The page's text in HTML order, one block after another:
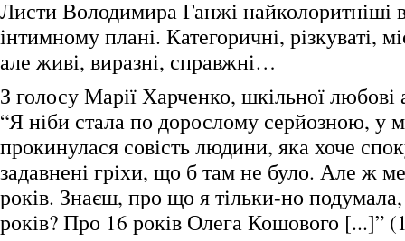
Листи Володимира Ганжі найколоритніші
інтимному плані. Категоричні, різкуваті,
але живі, виразні, справжні…
З голосу Марії Харченко, шкільної любові
“Я ніби стала по дорослому серйозною, у
прокинулася совість людини, яка хоче
задавнені гріхи, що б там не було. Але ж
років. Знаєш, про що я тільки-но
років? Про 16 років Олега Кошового [...]”